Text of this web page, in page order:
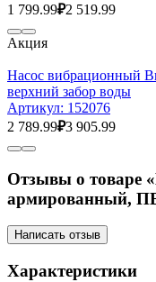
1 799.99₽2 519.99
Акция
Насос вибрационный
верхний забор воды
Артикул: 152076
2 789.99₽3 905.99
Отзывы о товаре
армированный,
Написать отзыв
Характеристики